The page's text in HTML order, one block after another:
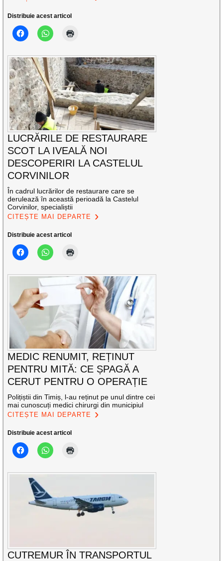
Distribuie acest articol
LUCRĂRILE DE RESTAURARE
SCOT LA IVEALĂ NOI
DESCOPERIRI LA CASTELUL
CORVINILOR
În cadrul lucrărilor de restaurare care se
derulează în această perioadă la Castelul
Corvinilor, specialiștii
CITEȘTE MAI DEPARTE
Distribuie acest articol
MEDIC RENUMIT, REȚINUT
PENTRU MITĂ: CE ȘPAGĂ A
CERUT PENTRU O OPERAȚIE
Polițiștii din Timiș, l-au reținut pe unul dintre cei
mai cunoscuți medici chirurgi din municipiul
CITEȘTE MAI DEPARTE
Distribuie acest articol
CUTREMUR ÎN TRANSPORTUL